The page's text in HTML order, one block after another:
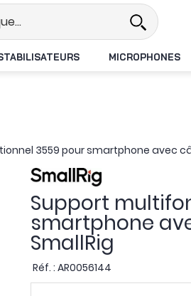
MICROPHONES
3559 pour smartphone avec
Support
smartphone
SmallRig
Réf. : AR0056144